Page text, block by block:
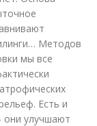
Методов
мы все
Есть и
они улучшают